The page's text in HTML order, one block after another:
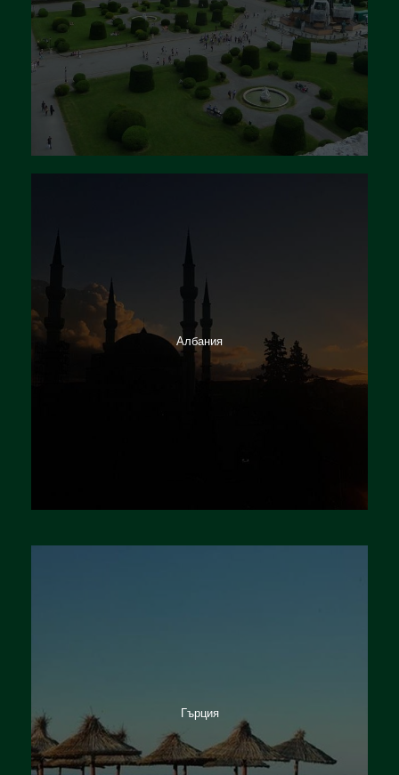
Албания
Гърция